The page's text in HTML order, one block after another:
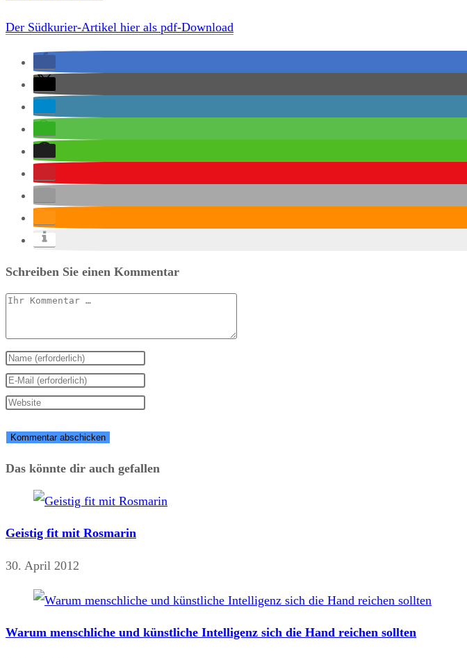
Der Südkurier-Artikel hier als pdf-Download
Schreiben Sie einen Kommentar
Kommentar
Geben
Sie
Ihren
oder
Benutzernamen
Kommentieren
ein
Geben
Sie
E-
Mail-
Adresse
Kommentieren
Geben
Ihre
Website-
(optional)
Das könnte dir auch gefallen
Geistig fit mit Rosmarin
30. April 2012
Warum menschliche und künstliche Intelligenz sich die Hand reichen sollten